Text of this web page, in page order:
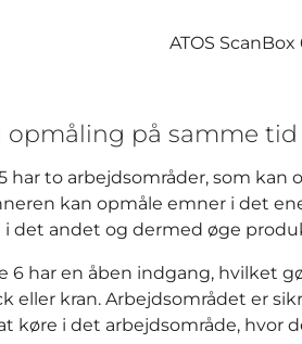
ATOS ScanBox
opmåling på samme tid
har to arbejdsområder, som
kan opmåle emner i det
i det andet og dermed øge
6 har en åben indgang, hvilket
eller kran. Arbejdsområdet er
køre i det arbejdsområde, hvor